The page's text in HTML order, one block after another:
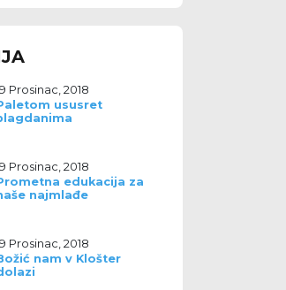
Prosinac, 2018
ususret
Prosinac, 2018
edukacija za
najmlađe
Prosinac, 2018
nam v Klošter